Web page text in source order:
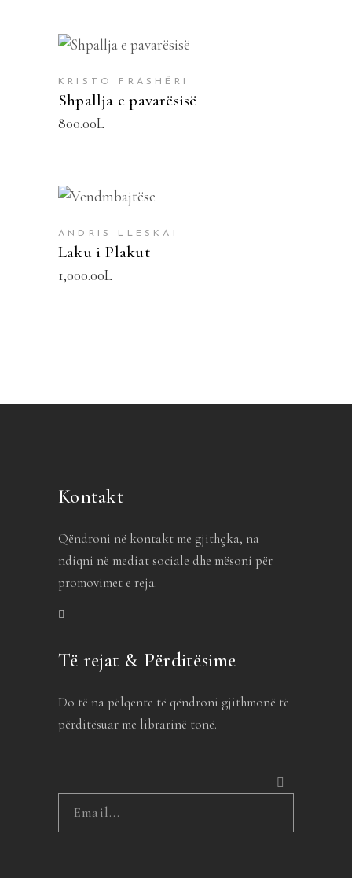
SHTOJE NË SHPORTË
KRISTO FRASHËRI
Shpallja e pavarësisë
800.00L
SHTOJE NË SHPORTË
ANDRIS LLESKAI
Laku i Plakut
1,000.00L
Kontakt
Qëndroni në kontakt me gjithçka, na
ndiqni në mediat sociale dhe mësoni për
promovimet e reja.
Të rejat & Përditësime
Do të na pëlqente të qëndroni gjithmonë të
përditësuar me librarinë tonë.